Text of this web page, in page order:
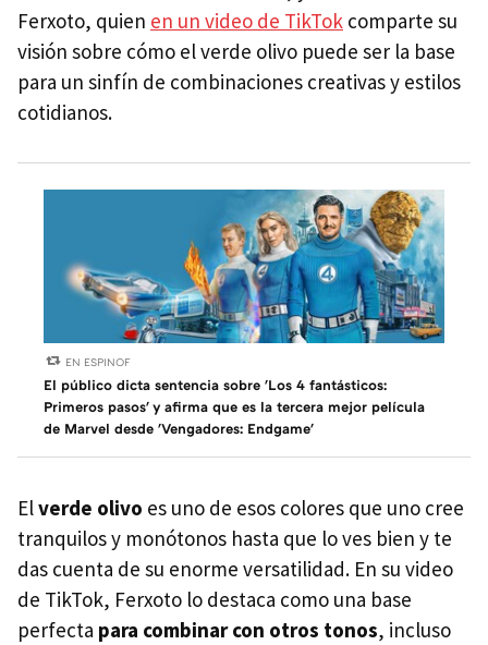
Ferxoto, quien en un video de TikTok comparte su
visión sobre cómo el verde olivo puede ser la base
para un sinfín de combinaciones creativas y estilos
cotidianos.
EN ESPINOF
El público dicta sentencia sobre 'Los 4 fantásticos:
Primeros pasos' y afirma que es la tercera mejor película
de Marvel desde 'Vengadores: Endgame'
Elverde olivo es uno de esos colores que uno cree
tranquilos y monótonos hasta que lo ves bien y te
das cuenta de su enorme versatilidad. En su video
de TikTok, Ferxoto lo destaca como una base
perfecta para combinar con otros tonos, incluso